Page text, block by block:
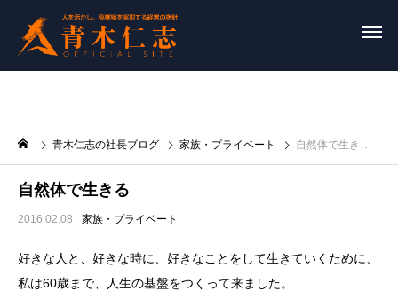
青木仁志の社長ブログ 家族・プライベート 自然体で生きる
自然体で生きる
2016.02.08 家族・プライベート
好きな人と、好きな時に、好きなことをして生きていくために、
私は60歳まで、人生の基盤をつくって来ました。